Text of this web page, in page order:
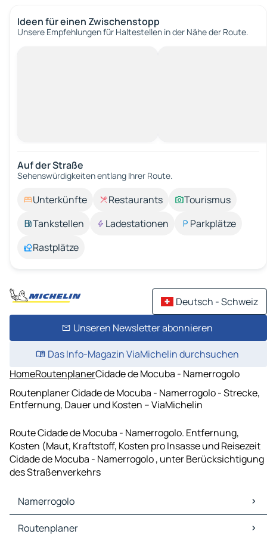
Ideen für einen Zwischenstopp
Unsere Empfehlungen für Haltestellen in der Nähe der Route.
Auf der Straße
Sehenswürdigkeiten entlang Ihrer Route.
Unterkünfte Restaurants
Tourismus
Tankstellen
Ladestationen
Parkplätze
Rastplätze
Deutsch - Schweiz
Unseren Newsletter abonnieren
Das Info-Magazin ViaMichelin durchsuchen
HomeRoutenplanerCidade de Mocuba - Namerrogolo
Routenplaner Cidade de Mocuba - Namerrogolo - Strecke,
Entfernung, Dauer und Kosten – ViaMichelin
Route Cidade de Mocuba - Namerrogolo. Entfernung,
Kosten (Maut, Kraftstoff, Kosten pro Insasse und Reisezeit
Cidade de Mocuba - Namerrogolo , unter Berücksichtigung
des Straßenverkehrs
Namerrogolo
Namerrogolo Karten Stadtplan
Routenplaner